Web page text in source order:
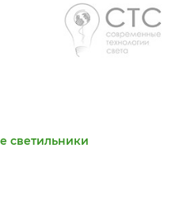
светильники